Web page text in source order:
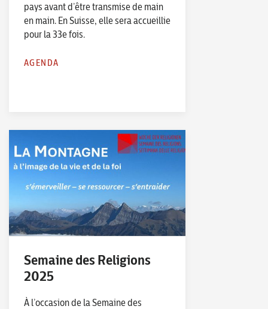
pays avant d’être transmise de main
en main. En Suisse, elle sera accueillie
pour la 33e fois.
AGENDA
Semaine des Religions
2025
À l’occasion de la Semaine des